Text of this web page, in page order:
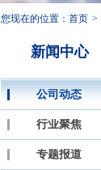
您现在的位置： 首页 >
新闻中心
公司动态
行业聚焦
专题报道